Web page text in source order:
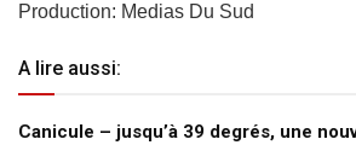
Production: Medias Du Sud
A lire aussi:
Canicule – jusqu’à 39 degrés, une